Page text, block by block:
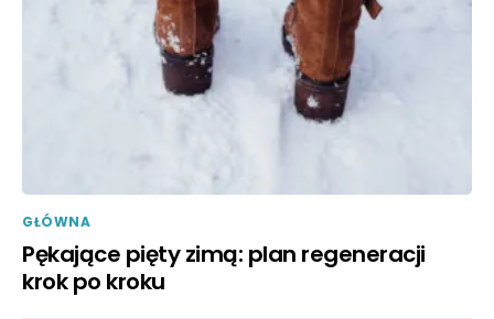
GŁÓWNA
Pękające pięty zimą: plan regeneracji
krok po kroku